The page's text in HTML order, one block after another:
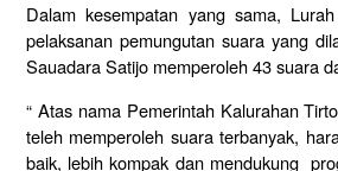
Dalam kesempatan yang sama,
pelaksanan pemungutan suara yang
Sauadara Satijo memperoleh 43 suara
“ Atas nama Pemerintah Kalurahan
teleh memperoleh suara terbanyak,
baik, lebih kompak dan mendukung